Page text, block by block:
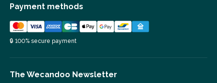
Payment methods
🔒 100% secure payment
The Wecandoo Newsletter